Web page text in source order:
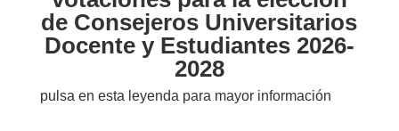
de Consejeros Universitarios
Docente y Estudiantes 2026-
2028
pulsa en esta leyenda para mayor información